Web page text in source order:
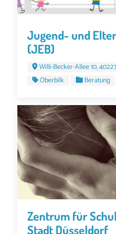
Jugend- und
(JEB)
Willi-Becker-Allee 10,
Oberbilk
Beratung
Zentrum für
Stadt Düsseldorf